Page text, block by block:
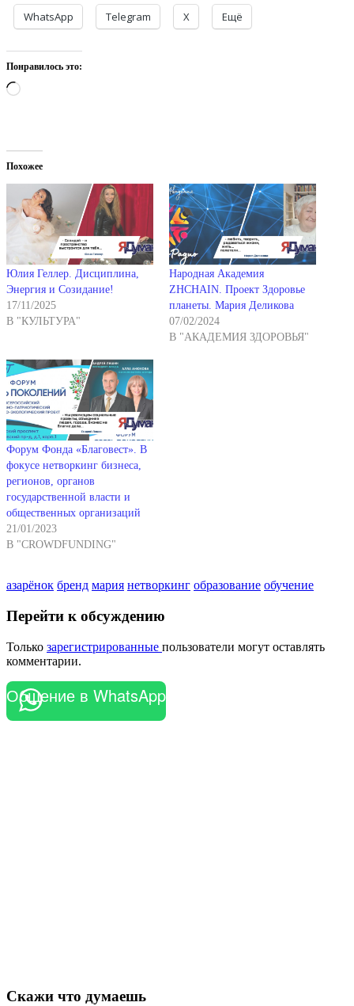
WhatsApp Telegram X Ещё
Понравилось это:
Загрузка…
Похожее
Юлия Геллер. Дисциплина,
Энергия и Созидание!
17/11/2025
В "КУЛЬТУРА"
Народная Академия
ZHCHAIN. Проект Здоровье
планеты. Мария Деликова
07/02/2024
В "АКАДЕМИЯ ЗДОРОВЬЯ"
Форум Фонда «Благовест». В
фокусе нетворкинг бизнеса,
регионов, органов
государственной власти и
общественных организаций
21/01/2023
В "CROWDFUNDING"
азарёнок бренд мария нетворкинг образование обучение
Перейти к обсуждению
Только зарегистрированные пользователи могут оставлять
комментарии.
Общение в WhatsApp
Скажи что думаешь